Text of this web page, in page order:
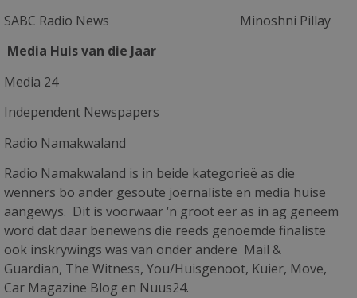
SABC Radio News Minoshni Pillay
Media Huis van die Jaar
Media 24
Independent Newspapers
Radio Namakwaland
Radio Namakwaland is in beide kategorieë as die
wenners bo ander gesoute joernaliste en media huise
aangewys. Dit is voorwaar ‘n groot eer as in ag geneem
word dat daar benewens die reeds genoemde finaliste
ook inskrywings was van onder andere Mail &
Guardian, The Witness, You/Huisgenoot, Kuier, Move,
Car Magazine Blog en Nuus24.